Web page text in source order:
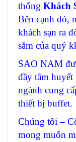
thống Khách
Bên cạnh đó,
khách sạn ra
sắm của quý
SAO NAM
đầy tâm
ngành cung
thiết bị buffet.
Chúng tôi –
mong muốn